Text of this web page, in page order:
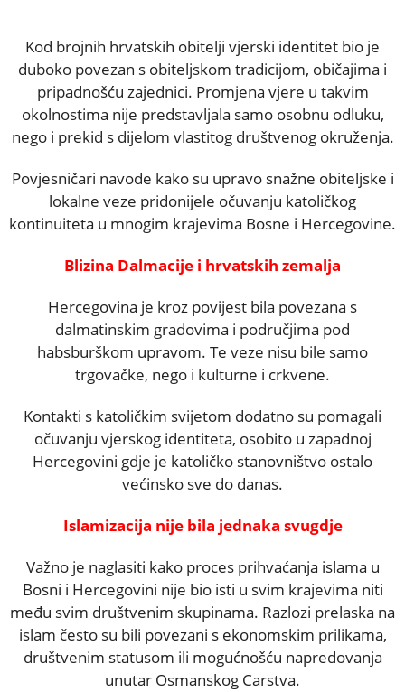
Kod brojnih hrvatskih obitelji vjerski identitet bio je
duboko povezan s obiteljskom tradicijom, običajima i
pripadnošću zajednici. Promjena vjere u takvim
okolnostima nije predstavljala samo osobnu odluku,
nego i prekid s dijelom vlastitog društvenog okruženja.
Povjesničari navode kako su upravo snažne obiteljske i
lokalne veze pridonijele očuvanju katoličkog
kontinuiteta u mnogim krajevima Bosne i Hercegovine.
Blizina Dalmacije i hrvatskih zemalja
Hercegovina je kroz povijest bila povezana s
dalmatinskim gradovima i područjima pod
habsburškom upravom. Te veze nisu bile samo
trgovačke, nego i kulturne i crkvene.
Kontakti s katoličkim svijetom dodatno su pomagali
očuvanju vjerskog identiteta, osobito u zapadnoj
Hercegovini gdje je katoličko stanovništvo ostalo
većinsko sve do danas.
Islamizacija nije bila jednaka svugdje
Važno je naglasiti kako proces prihvaćanja islama u
Bosni i Hercegovini nije bio isti u svim krajevima niti
među svim društvenim skupinama. Razlozi prelaska na
islam često su bili povezani s ekonomskim prilikama,
društvenim statusom ili mogućnošću napredovanja
unutar Osmanskog Carstva.